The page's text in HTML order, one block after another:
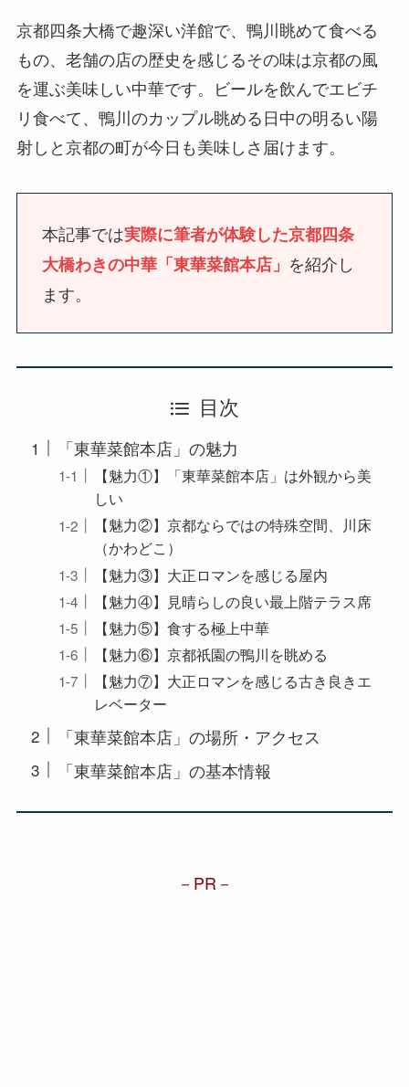
京都四条大橋で趣深い洋館で、鴨川眺めて食べる
もの、老舗の店の歴史を感じるその味は京都の風
を運ぶ美味しい中華です。ビールを飲んでエビチ
リ食べて、鴨川のカップル眺める日中の明るい陽
射しと京都の町が今日も美味しさ届けます。
本記事では実際に筆者が体験した京都四条
大橋わきの中華「東華菜館本店」 を紹介し
ます。
目次
「東華菜館本店」の魅力
【魅力①】「東華菜館本店」は外観から美
しい
【魅力②】京都ならではの特殊空間、川床
（かわどこ）
【魅力③】大正ロマンを感じる屋内
【魅力④】見晴らしの良い最上階テラス席
【魅力⑤】食する極上中華
【魅力⑥】京都祇園の鴨川を眺める
【魅力⑦】大正ロマンを感じる古き良きエ
レベーター
「東華菜館本店」の場所・アクセス
「東華菜館本店」の基本情報
PR